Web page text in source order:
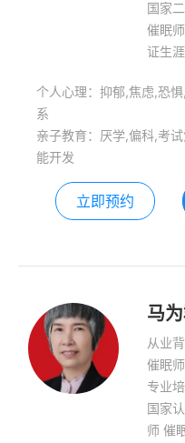
国家
催眠
证生
虑、
障碍
个人心理：抑郁,焦虑,恐
系
亲子教育：厌学,偏科,考
能开发
立即预约
马
从业
催眠师
专业
国家
师 催